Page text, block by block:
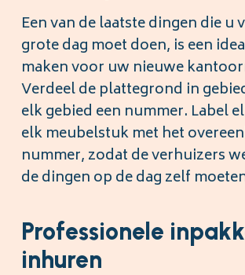
Een van de laatste dingen die u
grote dag moet doen, is een
maken voor uw nieuwe
Verdeel de plattegrond in
elk gebied een nummer. Label
elk meubelstuk met het
nummer, zodat de verhuizers
de dingen op de dag zelf
Professionele
inhuren